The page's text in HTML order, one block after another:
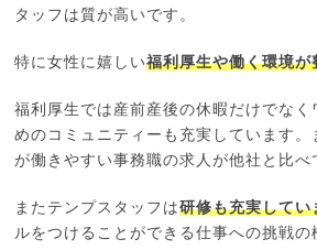
タッフは質が高いです。
特に女性に嬉しい福利厚生や働く環境が
福利厚生では産前産後の休暇だけでなく
めのコミュニティーも充実しています。
が働きやすい事務職の求人が他社と比べ
またテンプスタッフは研修も充実してい
ルをつけることができる仕事への挑戦の